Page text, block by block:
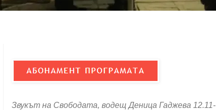
Звукът на Свободата, водещ Деница Гаджева